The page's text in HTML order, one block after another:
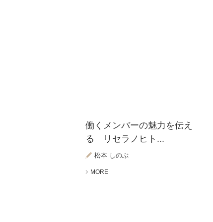
働くメンバーの魅力を伝え
る リセラノヒト...
松本 しのぶ
MORE